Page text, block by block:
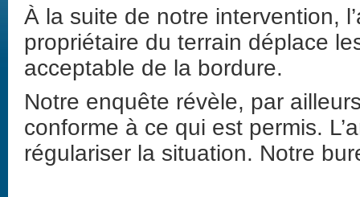
À la suite de notre intervention,
propriétaire du terrain déplace
acceptable de la bordure.
Notre enquête révèle, par
conforme à ce qui est permis.
régulariser la situation. Notre